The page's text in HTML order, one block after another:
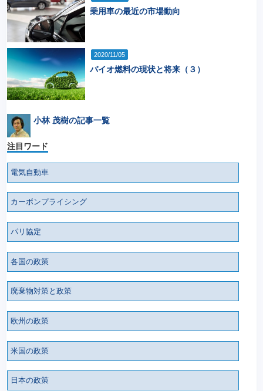
乗用車の最近の市場動向
2020/11/05
バイオ燃料の現状と将来（３）
小林 茂樹の記事一覧
注目ワード
電気自動車
カーボンプライシング
パリ協定
各国の政策
廃棄物対策と政策
欧州の政策
米国の政策
日本の政策